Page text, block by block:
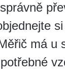
má u